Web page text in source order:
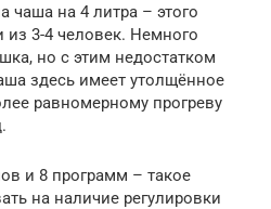
чаша на 4 литра – этого
из 3-4 человек. Немного
но с этим недостатком
здесь имеет утолщённое
равномерному прогреву
и 8 программ – такое
на наличие регулировки